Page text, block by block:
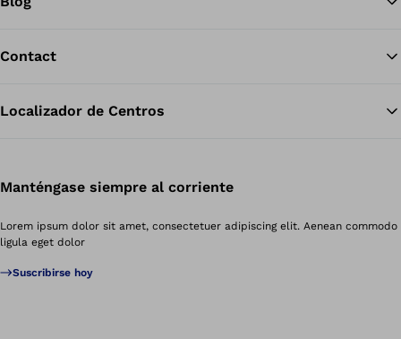
Contact
Localizador de Centros
Manténgase siempre al corriente
Lorem ipsum dolor sit amet, consectetuer adipiscing elit. Aenean commodo
ligula eget dolor
Suscribirse hoy